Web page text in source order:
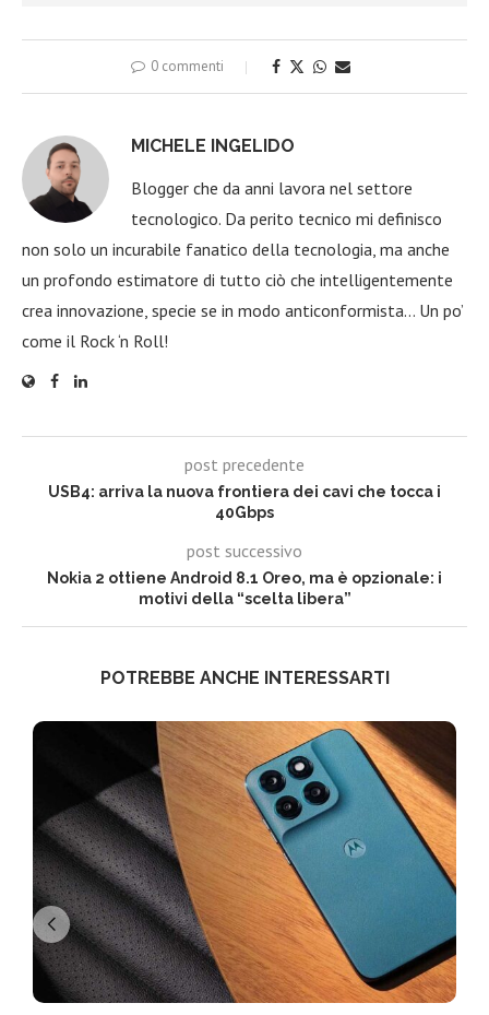
0 commenti
MICHELE INGELIDO
Blogger che da anni lavora nel settore
tecnologico. Da perito tecnico mi definisco
non solo un incurabile fanatico della tecnologia, ma anche
un profondo estimatore di tutto ciò che intelligentemente
crea innovazione, specie se in modo anticonformista… Un po’
come il Rock ‘n Roll!
post precedente
USB4: arriva la nuova frontiera dei cavi che tocca i
40Gbps
post successivo
Nokia 2 ottiene Android 8.1 Oreo, ma è opzionale: i
motivi della “scelta libera”
POTREBBE ANCHE INTERESSARTI